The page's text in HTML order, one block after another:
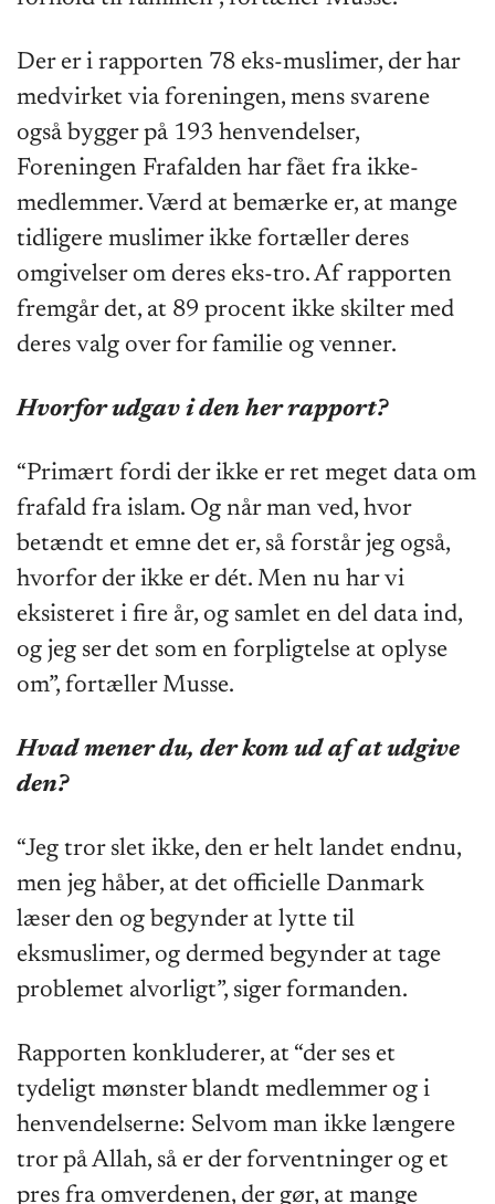
Der er i rapporten 78 eks-muslimer, der har
medvirket via foreningen, mens svarene
også bygger på 193 henvendelser,
Foreningen Frafalden har fået fra ikke-
medlemmer. Værd at bemærke er, at mange
tidligere muslimer ikke fortæller deres
omgivelser om deres eks-tro. Af rapporten
fremgår det, at 89 procent ikke skilter med
deres valg over for familie og venner.
Hvorfor udgav i den her rapport?
“Primært fordi der ikke er ret meget data om
frafald fra islam. Og når man ved, hvor
betændt et emne det er, så forstår jeg også,
hvorfor der ikke er dét. Men nu har vi
eksisteret i fire år, og samlet en del data ind,
og jeg ser det som en forpligtelse at oplyse
om”, fortæller Musse.
Hvad mener du, der kom ud af at udgive
den?
“Jeg tror slet ikke, den er helt landet endnu,
men jeg håber, at det officielle Danmark
læser den og begynder at lytte til
eksmuslimer, og dermed begynder at tage
problemet alvorligt”, siger formanden.
Rapporten konkluderer, at “der ses et
tydeligt mønster blandt medlemmer og i
henvendelserne: Selvom man ikke længere
tror på Allah, så er der forventninger og et
pres fra omverdenen, der gør, at mange